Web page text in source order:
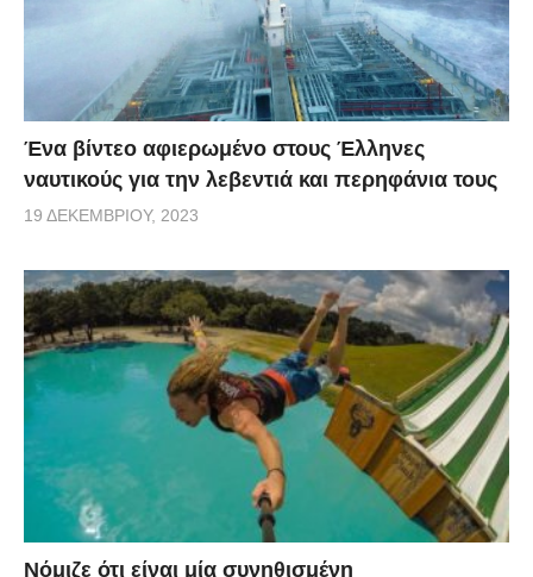
Ένα βίντεο αφιερωμένο στους Έλληνες
ναυτικούς για την λεβεντιά και περηφάνια τους
19 ΔΕΚΕΜΒΡΊΟΥ, 2023
Νόμιζε ότι είναι μία συνηθισμένη